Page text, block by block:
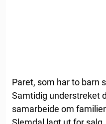
Paret, som har to barn
Samtidig understreket
samarbeide om